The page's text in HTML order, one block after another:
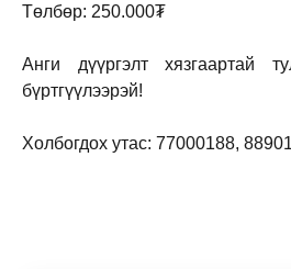
Төлбөр: 250.000₮
Анги дүүргэлт хязгаартай
бүртгүүлээрэй!
Холбогдох утас: 77000188,